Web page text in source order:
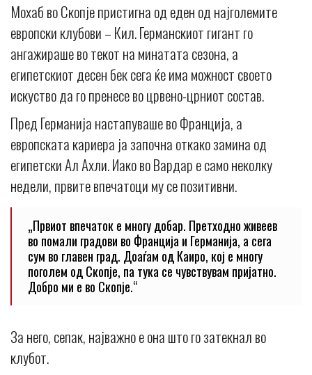
Мохаб во Скопје пристигна од еден од најголемите
европски клубови – Кил. Германскиот гигант го
ангажираше во текот на минатата сезона, а
египетскиот десен бек сега ќе има можност своето
искуство да го пренесе во црвено-црниот состав.
Пред Германија настапуваше во Франција, а
европската кариера ја започна откако замина од
египетски Ал Ахли. Иако во Вардар е само неколку
недели, првите впечатоци му се позитивни.
„Првиот впечаток е многу добар. Претходно живеев
во помали градови во Франција и Германија, а сега
сум во главен град. Доаѓам од Каиро, кој е многу
поголем од Скопје, па тука се чувствувам пријатно.
Добро ми е во Скопје.“
За него, сепак, најважно е она што го затекнал во
клубот.